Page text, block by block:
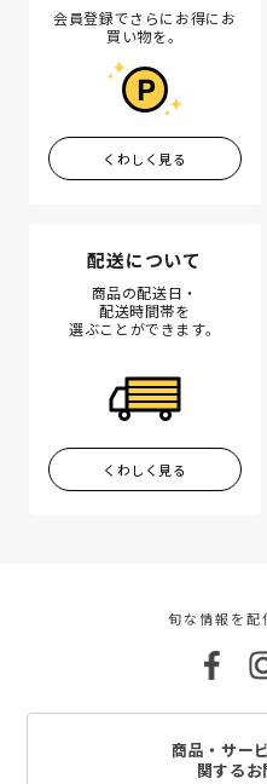
会員登録でさらにお得にお
買い物を。
くわしく見る
配送について
商品の配送日・
配送時間帯を
選ぶことができます。
くわしく見る
旬な情報を配
商品・サー
関する